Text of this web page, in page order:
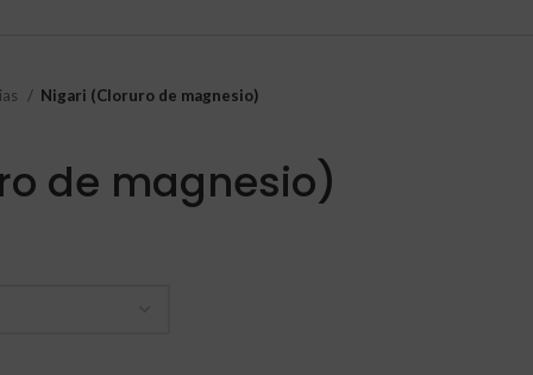
Nigari (Cloruro de magnesio)
de magnesio)